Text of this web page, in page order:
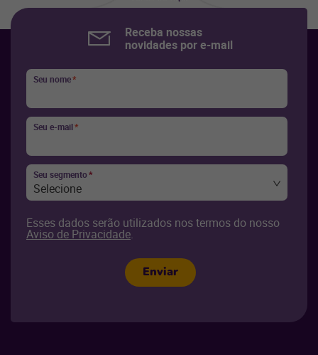
usuários a sites autênticos, reais e com alta
Receba nossas
novidades por e-mail
Seu nome*
Seu e-mail*
Seu segmento*
Selecione
Esses dados serão utilizados nos termos do nosso
Aviso de Privacidade.
Enviar